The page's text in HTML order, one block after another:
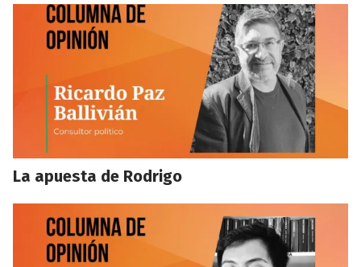
La apuesta de Rodrigo